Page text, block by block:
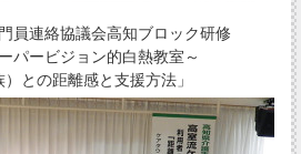
員連絡協議会高知ブロック研修
パービジョン的白熱教室～
との距離感と支援方法」